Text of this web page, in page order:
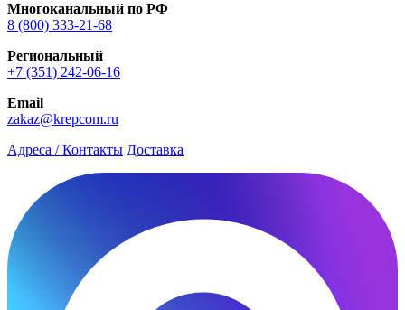
Многоканальный по РФ
8 (800) 333‑21-68
Региональный
+7 (351) 242-06-16
Email
zakaz@krepcom.ru
Адреса / Контакты Доставка